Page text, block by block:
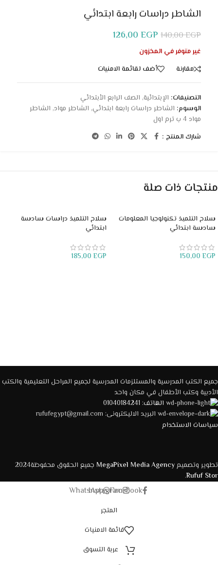
الشاطر دراسات رابعة ابتدائي
140,00EGP
126,00 EGP
غير متوفر في المخزون
مقارنة
أضف لقائمة الامنيات
التصنيفات: الإبتدائية, الصف الرابع الأبتدائي
الوسوم: الشاطر دراسات رابعة ابتدائي, الشاطر مواد, الشاطر
مواد 4 ب ترم اول
شارك المنتج :
منتجات ذات صلة
سلاح التلميذ تكنولوجيا المعلومات
سادسة ابتدائي
150,00 EGP
سلاح التلميذ دراسات سادسة
ابتدائي
185,00 EGP
جميع الكتب المدرسية والمستلزمات المدرسية لجميع المراحل التعليمية والكتب
الأدبية وكتب الأطفال في مكان واحد
الهاتف: 01040184241
البريد الاليكترونى: rufufegypt@gmail.com
سياسات الاستخدام
تطوير وتصميمMegaPixel Media Agency جميع الحقوق محفوظة2024
Rufuf Stor
.
Facebook
Instagram
WhatsApp
المتجر
قائمة الامنيات
عربة التسوق